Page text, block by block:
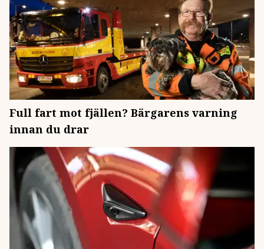
Full fart mot fjällen? Bärgarens varning
innan du drar